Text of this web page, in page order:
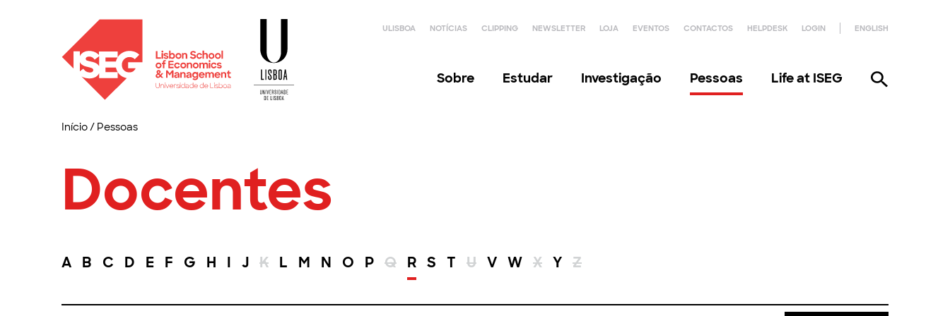
ULISBOA NOTÍCIAS CLIPPING NEWSLETTER LOJA EVENTOS CONTACTOS HELPDESK LOGIN ENGLISH
Sobre Estudar Investigação Pessoas Life at ISEG
Início/ Pessoas
Docentes
A B C D E F G H I J K L M N O P Q R S T U V W X Y Z